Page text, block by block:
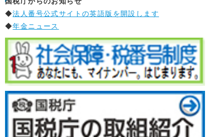
◆法人番号公式サイトの英語版を開設します
◆年金ニュース